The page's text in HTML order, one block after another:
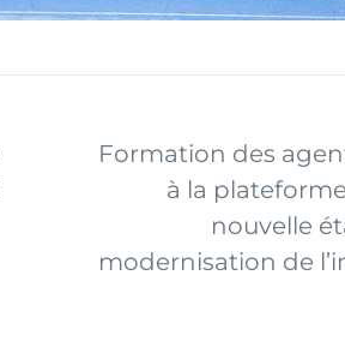
Formation des
à la
nouvelle
modernisation de